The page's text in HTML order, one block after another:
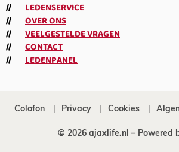
LEDENSERVICE
OVER ONS
VEELGESTELDE VRAGEN
CONTACT
LEDENPANEL
Colofon Privacy Cookies
© 2026 ajaxlife.nl – Powered